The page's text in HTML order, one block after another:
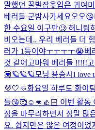
말했던 꿀벌잠옷입은 귀여미
베러들 군밤사가세요오오
한 수요일 이구만🥲 허니팅
비오는데.. 우리 베러들 더
러가 1등이야ㅜㅜㅜㅜ😭베
것 같어 고마워 베러들 !!!!!
💟🪐🪐🪐모닝 용승시 I love
💜🤍👊화요일 하루도 화이
들😘🥰☺️👊👍🏻 이번 활동
정을 마무리하면서 정말 많
요. 쉽지만은 않은 여정이